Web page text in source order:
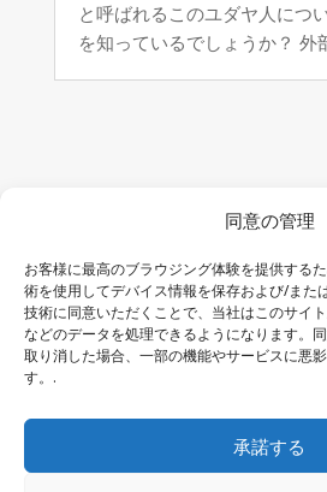
同意の管理
お客様に最高のブラウジング体験を提供する
術を使用してデバイス情報を保存および/また
技術に同意いただくことで、当社はこのサイ
などのデータを処理できるようになります。
取り消した場合、一部の機能やサービスに悪
す。.
承諾する
と呼ばれるこのユダヤ人につ
を知っているでしょうか？ 外